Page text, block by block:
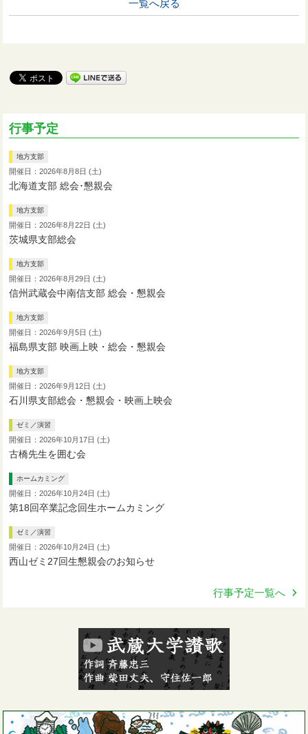
一覧へ戻る
行事予定
地方支部
開催日：2026年8月8日 (土)
北海道支部 総会･懇親会
地方支部
開催日：2026年8月22日 (土)
茨城県支部総会
地方支部
開催日：2026年8月29日 (土)
信州武蔵会中南信支部 総会・懇親会
地方支部
開催日：2026年9月5日 (土)
福島県支部 映画上映・総会・懇親会
地方支部
開催日：2026年9月12日 (土)
石川県支部総会・懇親会・映画上映会
ゼミ／演習
開催日：2026年10月17日 (土)
古橋先生を囲む会
ホームカミング
開催日：2026年10月24日 (土)
第18回卒業記念回生ホームカミング
ゼミ／演習
開催日：2026年10月24日 (土)
西山ゼミ27回生懇親会のお知らせ
行事予定一覧へ